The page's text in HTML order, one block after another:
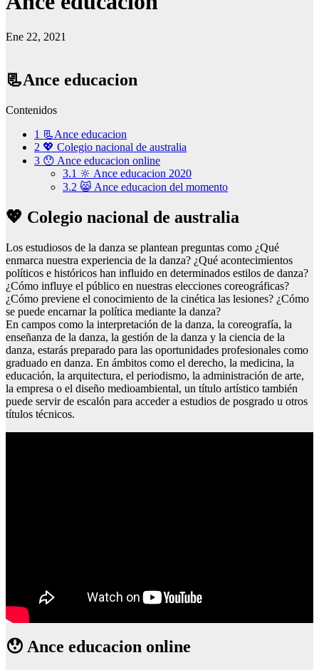
Ene 22, 2021
📃Ance educacion
Contenidos
1 📃Ance educacion
2 💖 Colegio nacional de australia
3 😯 Ance educacion online
3.1 🔆 Ance educacion 2020
3.2 😸 Ance educacion del momento
💖 Colegio nacional de australia
Los estudiosos de la danza se plantean preguntas como ¿Qué
enmarca nuestra experiencia de la danza? ¿Qué acontecimientos
políticos e históricos han influido en determinados estilos de danza?
¿Cómo influye el público en nuestras elecciones coreográficas?
¿Cómo previene el conocimiento de la cinética las lesiones? ¿Cómo
se puede encarnar la política mediante la danza?
En campos como la interpretación de la danza, la coreografía, la
enseñanza de la danza, la gestión de la danza y la ciencia de la
danza, estarás preparado para las oportunidades profesionales como
graduado en danza. En ámbitos como el derecho, la medicina, la
educación, la arquitectura, el periodismo, la administración de arte,
la empresa o el diseño medioambiental, un título artístico también
puede servir de escalón para acceder a estudios de posgrado u otros
títulos técnicos.
😯 Ance educacion online